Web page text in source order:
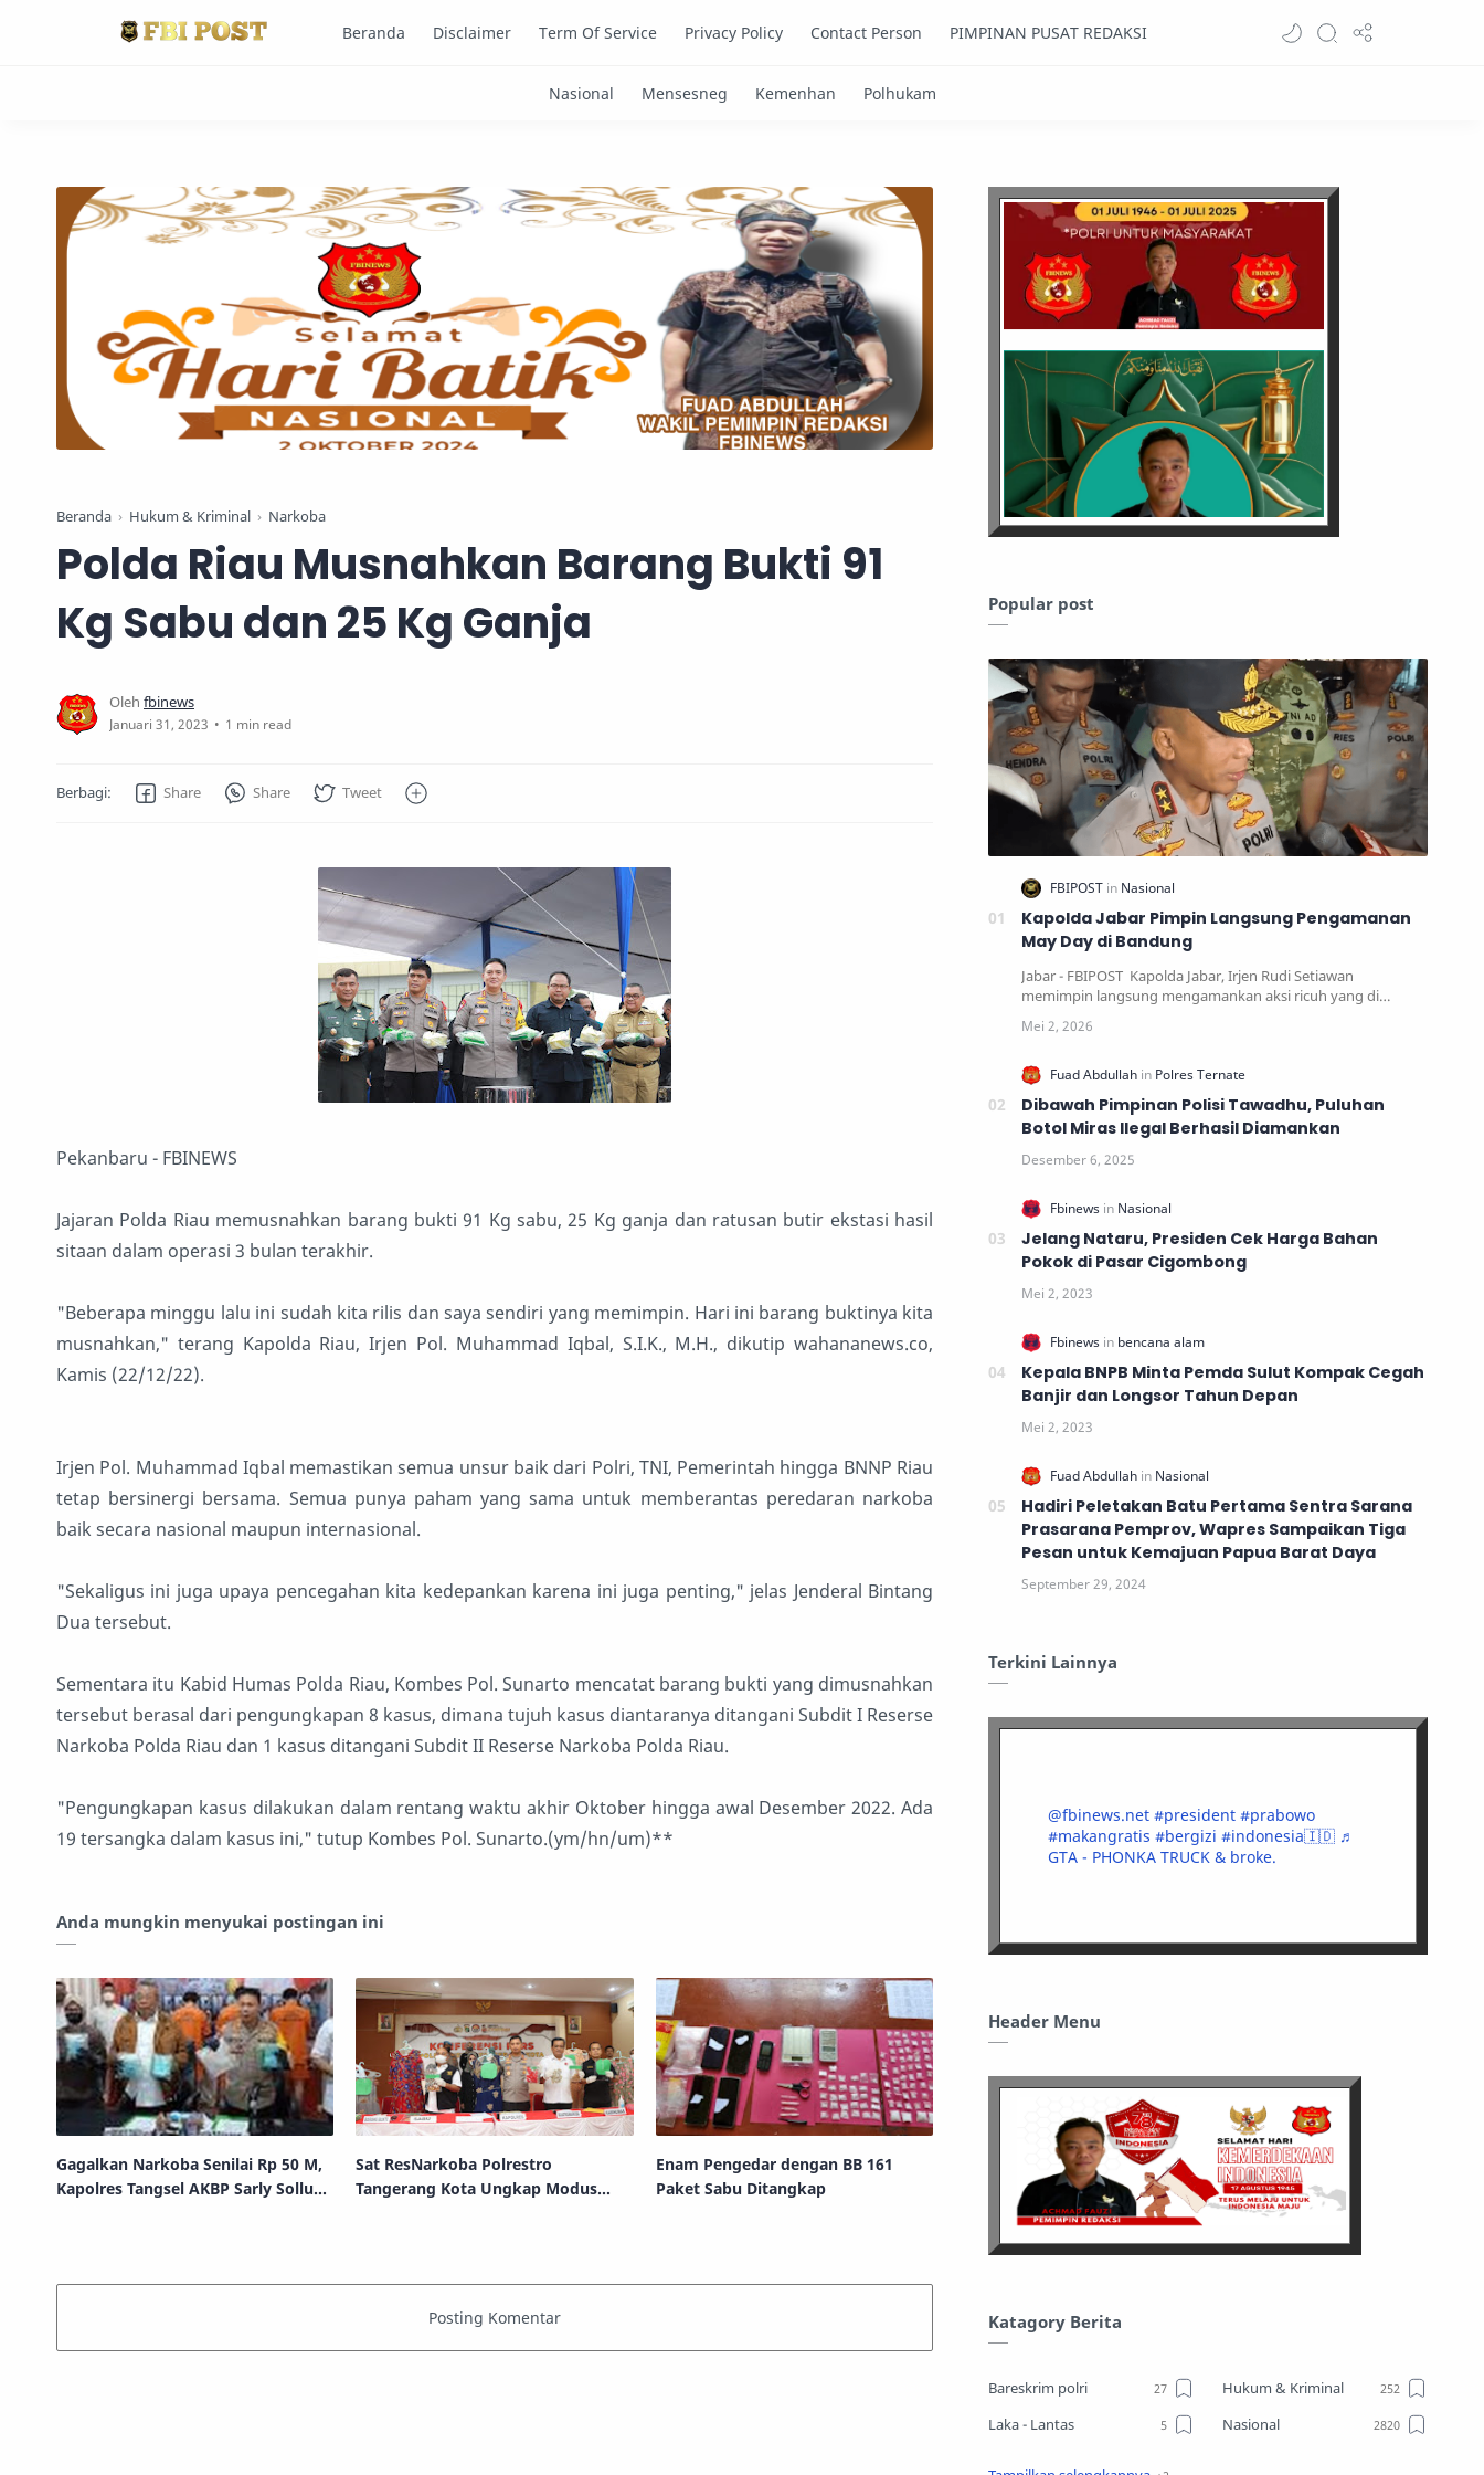
Beranda Disclaimer Term Of Service Privacy Policy Contact Person PIMPINAN PUSAT REDAKSI
Beranda Hukum & Kriminal Narkoba
Polda Riau Musnahkan Barang Bukti 91
Kg Sabu dan 25 Kg Ganja
1 min read
Pekanbaru - FBINEWS
Jajaran Polda Riau memusnahkan barang bukti 91 Kg sabu, 25 Kg ganja dan ratusan butir ekstasi hasil
sitaan dalam operasi 3 bulan terakhir.
"Beberapa minggu lalu ini sudah kita rilis dan saya sendiri yang memimpin. Hari ini barang buktinya kita
musnahkan," terang Kapolda Riau, Irjen Pol. Muhammad Iqbal, S.I.K., M.H., dikutip wahananews.co,
Kamis (22/12/22).
Irjen Pol. Muhammad Iqbal memastikan semua unsur baik dari Polri, TNI, Pemerintah hingga BNNP Riau
tetap bersinergi bersama. Semua punya paham yang sama untuk memberantas peredaran narkoba
baik secara nasional maupun internasional.
"Sekaligus ini juga upaya pencegahan kita kedepankan karena ini juga penting," jelas Jenderal Bintang
Dua tersebut.
Sementara itu Kabid Humas Polda Riau, Kombes Pol. Sunarto mencatat barang bukti yang dimusnahkan
tersebut berasal dari pengungkapan 8 kasus, dimana tujuh kasus diantaranya ditangani Subdit I Reserse
Narkoba Polda Riau dan 1 kasus ditangani Subdit II Reserse Narkoba Polda Riau.
"Pengungkapan kasus dilakukan dalam rentang waktu akhir Oktober hingga awal Desember 2022. Ada
19 tersangka dalam kasus ini," tutup Kombes Pol. Sunarto.(ym/hn/um)**
Anda mungkin menyukai postingan ini
Gagalkan Narkoba Senilai Rp 50 M,
Kapolres Tangsel AKBP Sarly Sollu
Sat ResNarkoba Polrestro
Tangerang Kota Ungkap Modus
Enam Pengedar dengan BB 161
Paket Sabu Ditangkap
Popular post
Kapolda Jabar Pimpin Langsung Pengamanan
May Day di Bandung
Jabar - FBIPOST Kapolda Jabar, Irjen Rudi Setiawan
memimpin langsung mengamankan aksi ricuh yang di…
Dibawah Pimpinan Polisi Tawadhu, Puluhan
Botol Miras Ilegal Berhasil Diamankan
Jelang Nataru, Presiden Cek Harga Bahan
Pokok di Pasar Cigombong
Kepala BNPB Minta Pemda Sulut Kompak Cegah
Banjir dan Longsor Tahun Depan
Hadiri Peletakan Batu Pertama Sentra Sarana
Prasarana Pemprov, Wapres Sampaikan Tiga
Pesan untuk Kemajuan Papua Barat Daya
Terkini Lainnya
@fbinews.net #president #prabowo
#makangratis #bergizi #indonesia🇮🇩 ♬
GTA - PHONKA TRUCK & broke.
Header Menu
Katagory Berita
Bareskrim polri
Hukum & Kriminal
Laka - Lantas
Nasional